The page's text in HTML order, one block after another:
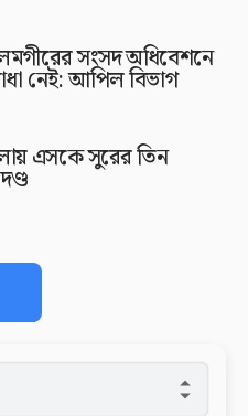
সংসদ অধিবেশনে
নেই: আপিল বিভাগ
এসকে সুরের তিন